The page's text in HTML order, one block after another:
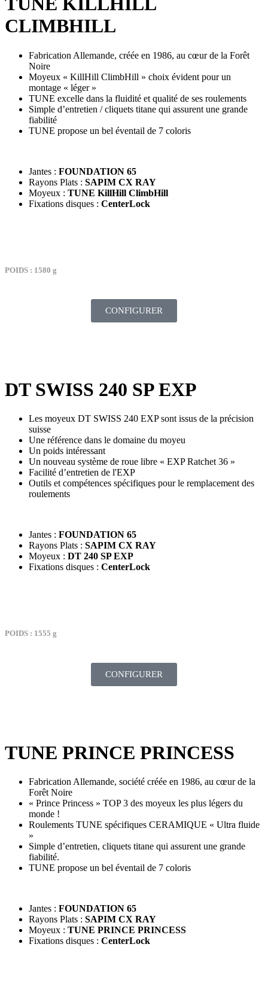
CLIMBHILL
Fabrication Allemande, créée en 1986, au cœur de la Forêt
Noire
Moyeux « KillHill ClimbHill » choix évident pour un
montage « léger »
TUNE excelle dans la fluidité et qualité de ses roulements
Simple d’entretien / cliquets titane qui assurent une grande
fiabilité
TUNE propose un bel éventail de 7 coloris
Jantes : FOUNDATION 65
Rayons Plats : SAPIM CX RAY
Moyeux : TUNE KillHill ClimbHill
Fixations disques : CenterLock
POIDS : 1580 g
CONFIGURER
DT SWISS 240 SP EXP
Les moyeux DT SWISS 240 EXP sont issus de la précision
suisse
Une référence dans le domaine du moyeu
Un poids intéressant
Un nouveau système de roue libre « EXP Ratchet 36 »
Facilité d’entretien de l'EXP
Outils et compétences spécifiques pour le remplacement des
roulements
Jantes : FOUNDATION 65
Rayons Plats : SAPIM CX RAY
Moyeux : DT 240 SP EXP
Fixations disques : CenterLock
POIDS : 1555 g
CONFIGURER
TUNE PRINCE PRINCESS
Fabrication Allemande, société créée en 1986, au cœur de la
Forêt Noire
« Prince Princess » TOP 3 des moyeux les plus légers du
monde !
Roulements TUNE spécifiques CERAMIQUE « Ultra fluide
»
Simple d’entretien, cliquets titane qui assurent une grande
fiabilité.
TUNE propose un bel éventail de 7 coloris
Jantes : FOUNDATION 65
Rayons Plats : SAPIM CX RAY
Moyeux : TUNE PRINCE PRINCESS
Fixations disques : CenterLock